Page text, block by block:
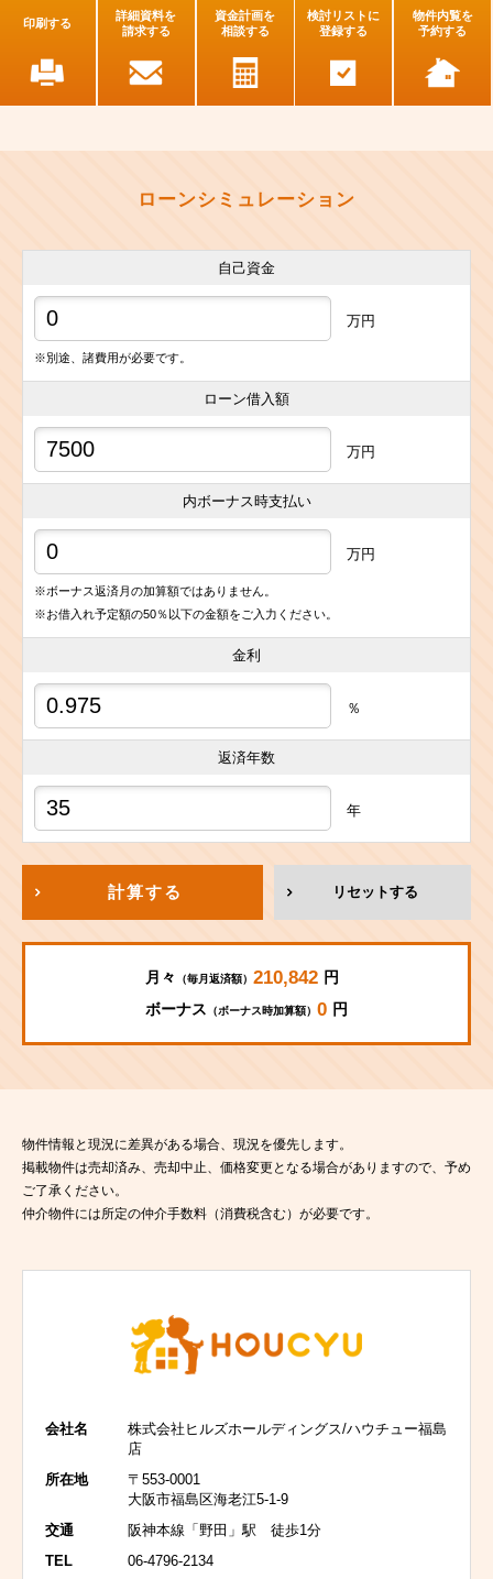
印刷する
詳細資料を
請求する
資金計画を
相談する
検討リストに
登録する
物件内覧を
予約する
ローンシミュレーション
自己資金
万円
※別途、諸費用が必要です。
ローン借入額
万円
内ボーナス時支払い
万円
※ボーナス返済月の加算額ではありません。
※お借入れ予定額の50％以下の金額をご入力ください。
金利
％
返済年数
年
計算する リセットする
月々 （毎月返済額） 210,842 円
ボーナス （ボーナス時加算額） 0 円
物件情報と現況に差異がある場合、現況を優先します。
掲載物件は売却済み、売却中止、価格変更となる場合がありますので、予め
ご了承ください。
仲介物件には所定の仲介手数料（消費税含む）が必要です。
会社名
株式会社ヒルズホールディングス/ハウチュー福島
店
所在地
〒553-0001
大阪市福島区海老江5-1-9
交通
阪神本線「野田」駅 徒歩1分
TEL
06-4796-2134